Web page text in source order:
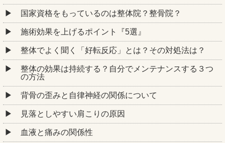
国家資格をもっているのは整体院？整骨院？
施術効果を上げるポイント『5選』
整体でよく聞く「好転反応」とは？その対処法は？
整体の効果は持続する？自分でメンテナンスする３つ
の方法
背骨の歪みと自律神経の関係について
見落としやすい肩こりの原因
血液と痛みの関係性